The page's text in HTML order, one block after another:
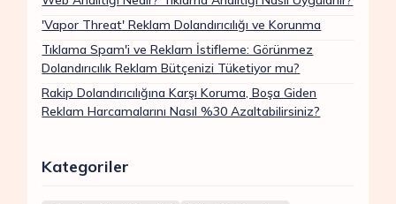
'Vapor Threat' Reklam Dolandırıcılığı ve Korunma
Tıklama Spam'i ve Reklam İstifleme: Görünmez
Dolandırıcılık Reklam Bütçenizi Tüketiyor mu?
Rakip Dolandırıcılığına Karşı Koruma, Boşa Giden
Reklam Harcamalarını Nasıl %30 Azaltabilirsiniz?
Kategoriler